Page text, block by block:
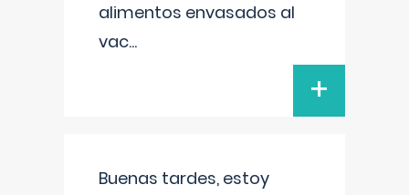
alimentos envasados al
vac...
+
Buenas tardes, estoy